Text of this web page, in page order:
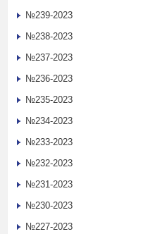
№239-2023
№238-2023
№237-2023
№236-2023
№235-2023
№234-2023
№233-2023
№232-2023
№231-2023
№230-2023
№227-2023